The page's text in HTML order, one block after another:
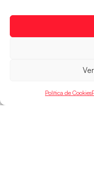
Política de Cookies
Master Coach